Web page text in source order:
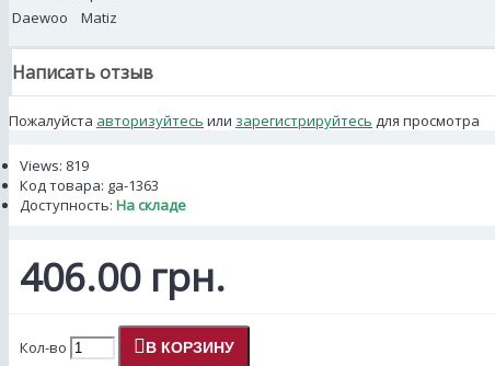
Daewoo
Matiz
Написать отзыв
Пожалуйста авторизуйтесь или зарегистрируйтесь для просмотра
Views: 819
Код товара: ga-1363
Доступность: На складе
406.00 грн.
Кол-во В КОРЗИНУ